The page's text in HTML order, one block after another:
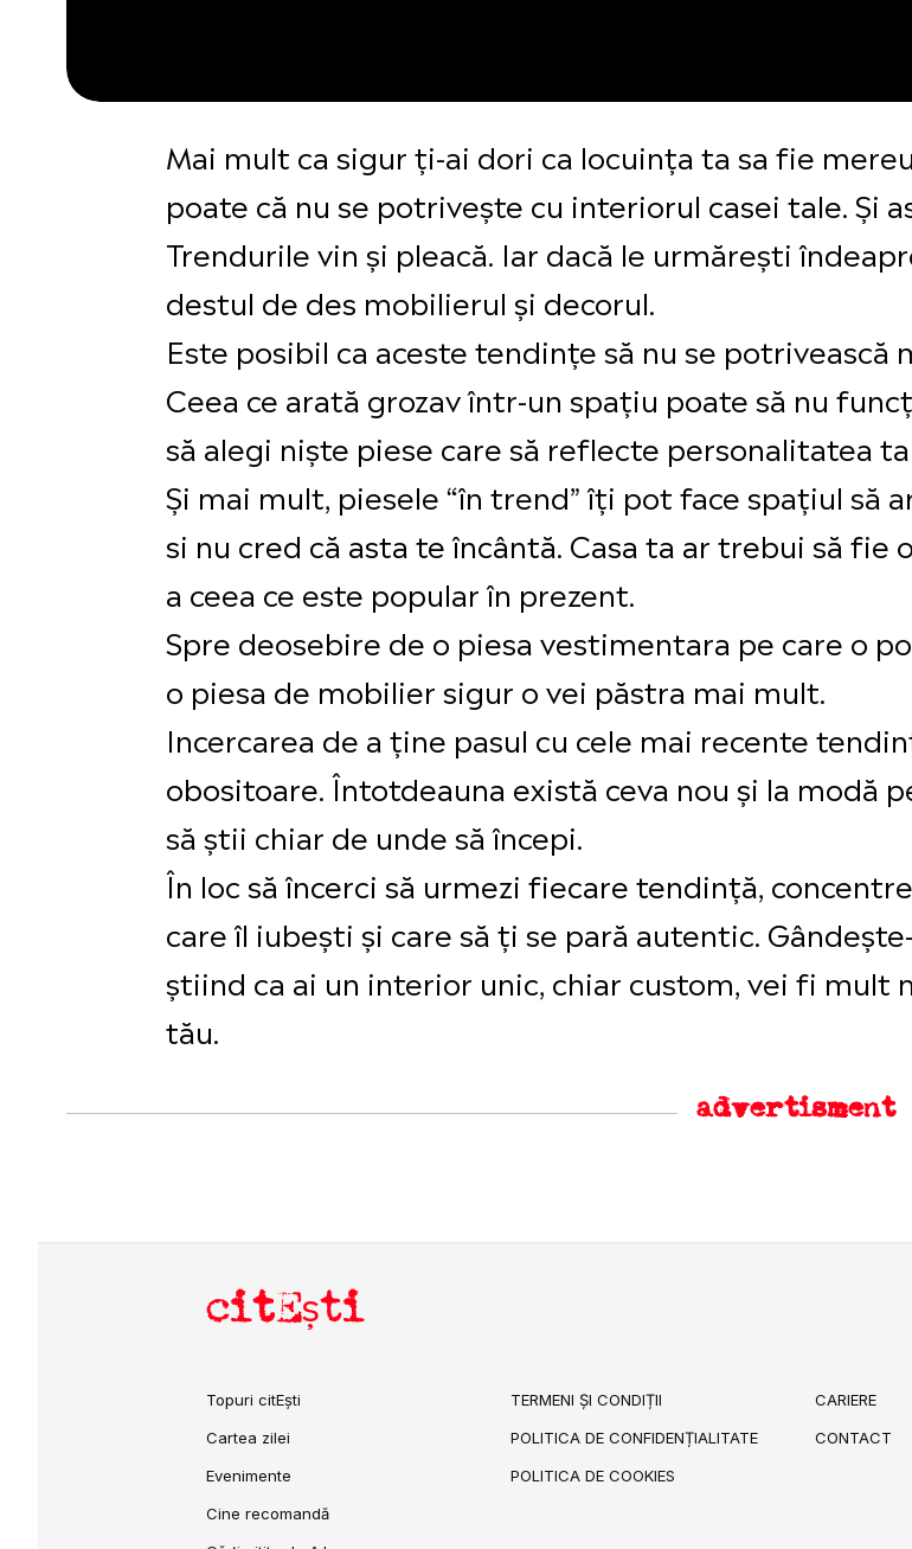
Mai mult ca sigur ți-ai dori ca locuința ta sa fie
poate că nu se potrivește cu interiorul casei tale. Și
Trendurile vin și pleacă. Iar dacă le urmărești
destul de des mobilierul și decorul.
Este posibil ca aceste tendințe să nu se
Ceea ce arată grozav într-un spațiu poate să nu
să alegi niște piese care să reflecte personalitatea
Și mai mult, piesele “în trend” îți pot face spațiul să
si nu cred că asta te încântă. Casa ta ar trebui să fie
a ceea ce este popular în prezent.
Spre deosebire de o piesa vestimentara pe care o
o piesa de mobilier sigur o vei păstra mai mult.
Incercarea de a ține pasul cu cele mai recente
obositoare. Întotdeauna există ceva nou și la modă
să știi chiar de unde să începi.
În loc să încerci să urmezi fiecare tendință,
care îl iubești și care să ți se pară autentic.
știind ca ai un interior unic, chiar custom, vei fi mult
tău.
advertisment
citEști
Topuri citEști
Cartea zilei
Evenimente
Cine recomandă
TERMENI ȘI CONDIȚII
POLITICA DE CONFIDENȚIALITATE
POLITICA DE COOKIES
CARIERE
CONTACT